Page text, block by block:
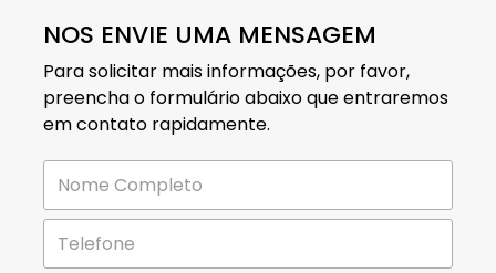
NOS ENVIE UMA MENSAGEM
Para solicitar mais informações, por favor,
preencha o formulário abaixo que entraremos
em contato rapidamente.